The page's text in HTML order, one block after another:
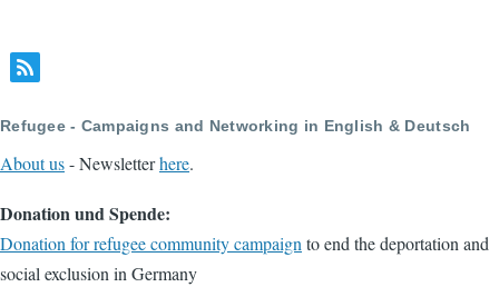
Refugee - Campaigns and Networking in English & Deutsch
About us- Newsletterhere.
Donation und Spende:
Donation for refugee community campaignto end the deportation and
social exclusion in Germany